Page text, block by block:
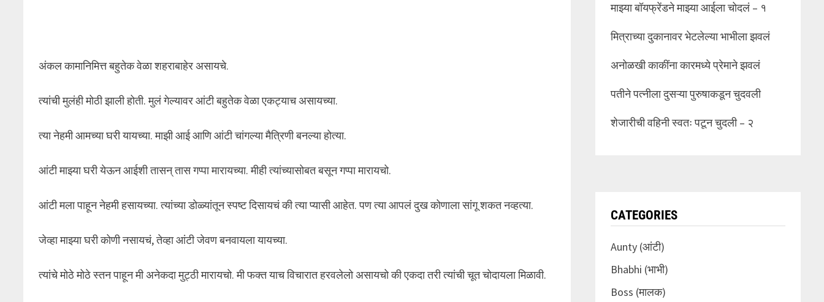
अंकल कामानिमित्त बहुतेक वेळा शहराबाहेर असायचे.
त्यांची मुलंही मोठी झाली होती. मुलं गेल्यावर आंटी बहुतेक वेळा एकट्याच असायच्या.
त्या नेहमी आमच्या घरी यायच्या. माझी आई आणि आंटी चांगल्या मैत्रिणी बनल्या होत्या.
आंटी माझ्या घरी येऊन आईशी तासन् तास गप्पा मारायच्या. मीही त्यांच्यासोबत बसून गप्पा मारायचो.
आंटी मला पाहून नेहमी हसायच्या. त्यांच्या डोळ्यांतून स्पष्ट दिसायचं की त्या प्यासी आहेत. पण त्या आपलं दुख कोणाला सांगू शकत नव्हत्या.
जेव्हा माझ्या घरी कोणी नसायचं, तेव्हा आंटी जेवण बनवायला यायच्या.
त्यांचे मोठे मोठे स्तन पाहून मी अनेकदा मुट्ठी मारायचो. मी फक्त याच विचारात हरवलेलो असायचो की एकदा तरी त्यांची चूत चोदायला मिळावी.
माझ्या बॉयफ्रेंडने माझ्या आईला चोदलं – १
मित्राच्या दुकानावर भेटलेल्या भाभीला झवलं
अनोळखी काकींना कारमध्ये प्रेमाने झवलं
पतीने पत्नीला दुसऱ्या पुरुषाकडून चुदवली
शेजारीची वहिनी स्वतः पटून चुदली – २
CATEGORIES
Aunty (आंटी)
Bhabhi (भाभी)
Boss (मालक)